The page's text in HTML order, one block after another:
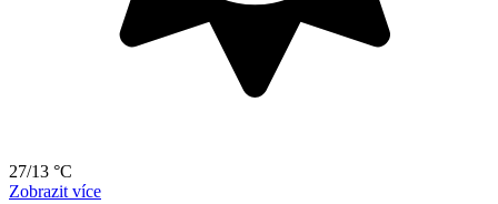
27/13 °C
Zobrazit více